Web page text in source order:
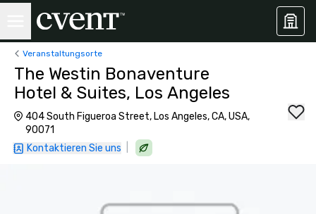
Veranstaltungsorte
The Westin Bonaventure
Hotel & Suites, Los Angeles
404 South Figueroa Street, Los Angeles, CA, USA,
90071
Kontaktieren Sie uns